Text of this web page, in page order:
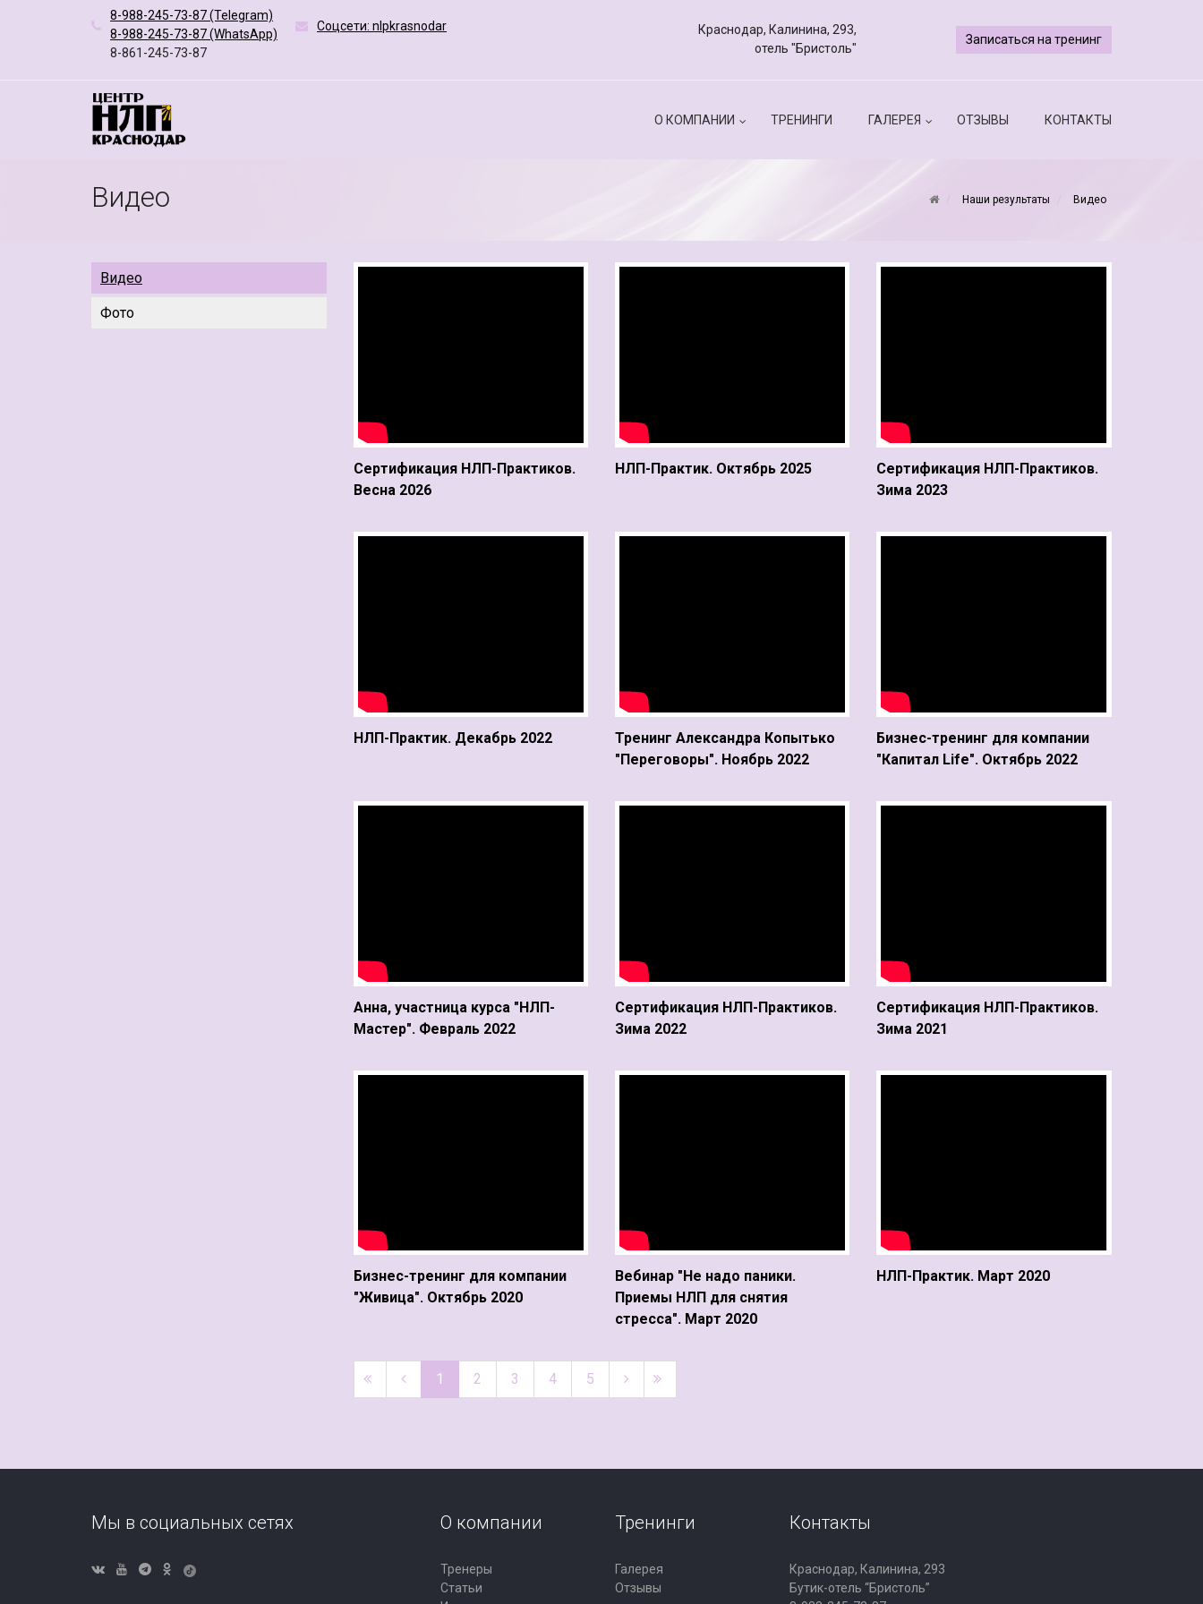
8-988-245-73-87 (Telegram)
8-988-245-73-87 (WhatsApp)
8-861-245-73-87
Соцсети: nlpkrasnodar
Краснодар, Калинина, 293,
отель "Бристоль"
Записаться на тренинг
О КОМПАНИИ ТРЕНИНГИ ГАЛЕРЕЯ ОТЗЫВЫ КОНТАКТЫ
Видео Наши результаты Видео
Видео
Фото
Сертификация НЛП-Практиков.
Весна 2026
НЛП-Практик. Октябрь 2025
Сертификация НЛП-Практиков.
Зима 2023
НЛП-Практик. Декабрь 2022
Тренинг Александра Копытько
"Переговоры". Ноябрь 2022
Бизнес-тренинг для компании
"Капитал Life". Октябрь 2022
Анна, участница курса "НЛП-
Мастер". Февраль 2022
Сертификация НЛП-Практиков.
Зима 2022
Сертификация НЛП-Практиков.
Зима 2021
Бизнес-тренинг для компании
"Живица". Октябрь 2020
Вебинар "Не надо паники.
Приемы НЛП для снятия
стресса". Март 2020
НЛП-Практик. Март 2020
1 2 3 4 5
Мы в социальных сетях О компании
Тренеры
Статьи
Тренинги
Галерея
Отзывы
Контакты
Краснодар, Калинина, 293
Бутик-отель “Бристоль”